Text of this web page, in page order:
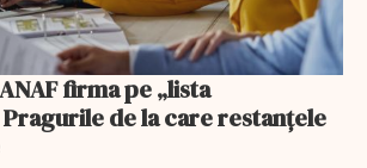
firma pe „lista
de la care restanțele